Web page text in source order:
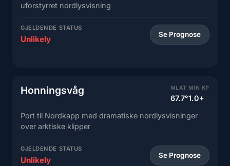
uforstyrret nordlysvisning
GJELDENDE STATUS
Unlikely Se Prognose
Honningsvåg MLAT
67.7°
MIN KP
1.0+
Port til Nordkapp med dramatiske nordlysvisninger
over arktiske klipper
GJELDENDE STATUS
Unlikely Se Prognose